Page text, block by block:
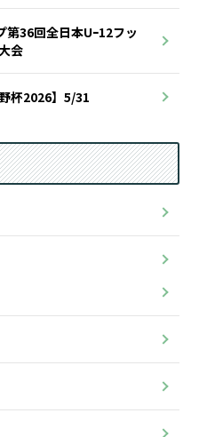
第36回全日本Uｰ12フッ
会
杯2026】5/31